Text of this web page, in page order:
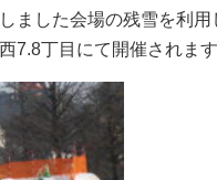
ました会場の残雪を利
7.8丁目にて開催されま